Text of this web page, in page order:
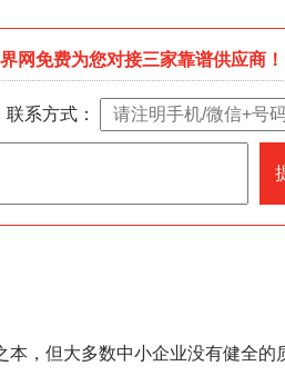
网免费为您对接三家靠谱供应商！
联系方式：
，但大多数中小企业没有健全的